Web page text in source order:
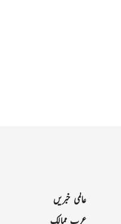
عالمی خبریں
عرب ممالک